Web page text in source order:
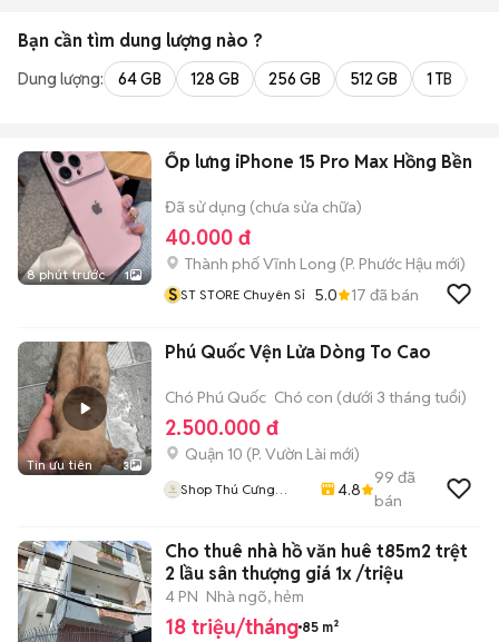
Bạn cần tìm dung lượng nào ?
Dung lượng: 64 GB 128 GB 256 GB 512 GB 1 TB
8 phút trước 1
Ốp lưng iPhone 15 Pro Max Hồng Bền
Đã sử dụng (chưa sửa chữa)
40.000 đ
Thành phố Vĩnh Long (P. Phước Hậu mới)
S ST STORE Chuyên Sỉ 5.0 17 đã bán
Tin ưu tiên 3
Phú Quốc Vện Lửa Dòng To Cao
Chó Phú Quốc Chó con (dưới 3 tháng tuổi)
2.500.000 đ
Quận 10 (P. Vườn Lài mới)
Shop Thú Cưng
4.8
99 đã
bán
Cho thuê nhà hồ văn huê t85m2 trệt
2 lầu sân thượng giá 1x /triệu
4 PN Nhà ngõ, hẻm
18 triệu/tháng 85 m²